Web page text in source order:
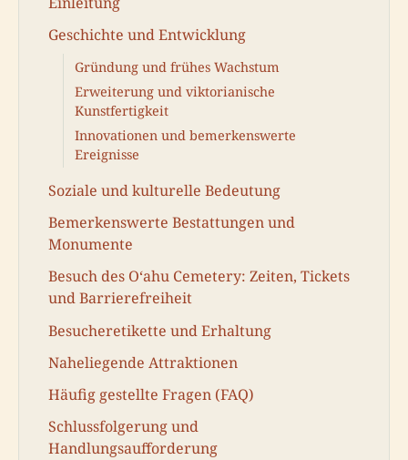
Geschichte und Entwicklung
Gründung und frühes Wachstum
Erweiterung und viktorianische
Kunstfertigkeit
Innovationen und bemerkenswerte
Ereignisse
Soziale und kulturelle Bedeutung
Bemerkenswerte Bestattungen und
Monumente
Besuch des Oʻahu Cemetery: Zeiten, Tickets
und Barrierefreiheit
Besucheretikette und Erhaltung
Naheliegende Attraktionen
Häufig gestellte Fragen (FAQ)
Schlussfolgerung und
Handlungsaufforderung